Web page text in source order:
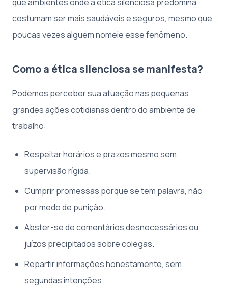
costumam ser mais saudáveis e seguros, mesmo que
poucas vezes alguém nomeie esse fenômeno.
Como a ética silenciosa se manifesta?
Podemos perceber sua atuação nas pequenas
grandes ações cotidianas dentro do ambiente de
trabalho:
Respeitar horários e prazos mesmo sem
supervisão rígida.
Cumprir promessas porque se tem palavra, não
por medo de punição.
Abster-se de comentários desnecessários ou
juízos precipitados sobre colegas.
Repartir informações honestamente, sem
segundas intenções.